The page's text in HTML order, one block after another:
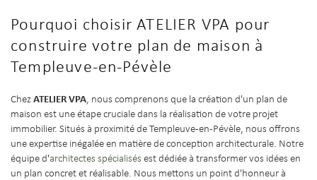
Pourquoi choisir ATELIER VPA pour
construire votre plan de maison à
Templeuve-en-Pévèle
ChezATELIER VPA, nous comprenons que la création d'un plan de
maison est une étape cruciale dans la réalisation de votre projet
immobilier. Situés à proximité de Templeuve-en-Pévèle, nous offrons
une expertise inégalée en matière de conception architecturale. Notre
équipe d'architectes spécialisés est dédiée à transformer vos idées en
un plan concret et réalisable. Nous mettons un point d'honneur à